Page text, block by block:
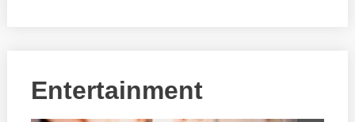
Entertainment